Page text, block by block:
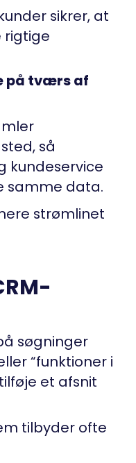
sikrer, at
rigtige
på tværs af
så
kundeservice
samme data.
strømlinet
søgninger
“funktioner i
et afsnit
tilbyder ofte